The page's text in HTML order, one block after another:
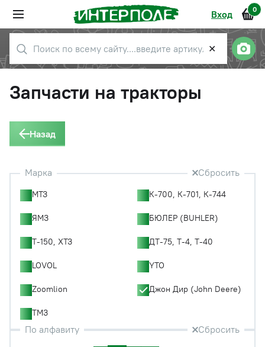
Вход 0
✕
Запчасти на тракторы
Назад
Марка Сбросить
МТЗ К-700, К-701, К-744
ЯМЗ БЮЛЕР (BUHLER)
Т-150, ХТЗ ДТ-75, Т-4, Т-40
LOVOL YTO
Zoomlion Джон Дир (John Deere)
ТМЗ
По алфавиту Сбросить